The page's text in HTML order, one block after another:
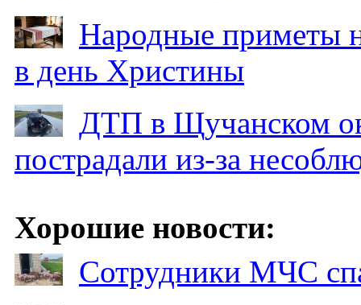
Народные приметы
в день Христины
ДТП в Щучанском
пострадали из-за
Хорошие новости:
Сотрудники МЧС